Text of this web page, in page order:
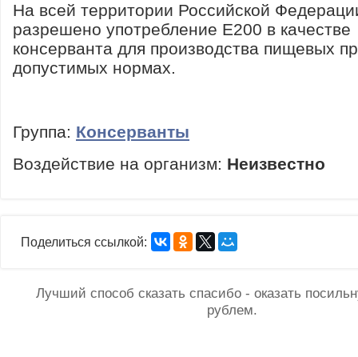
На всей территории Российской
разрешено употребление Е200 в качестве
консерванта для производства пищевых
допустимых нормах.
Группа: Консерванты
Воздействие на организм: Неизвестно
Поделиться ссылкой:
Лучший способ сказать спасибо - оказать
рублем.